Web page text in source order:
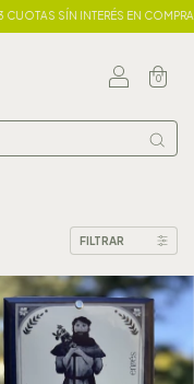
SÍN INTERÉS EN COMPRAS
0
FILTRAR